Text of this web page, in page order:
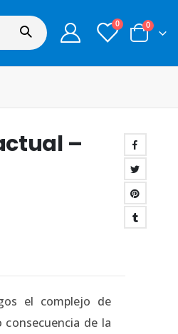
0 0
–
el complejo de
de la